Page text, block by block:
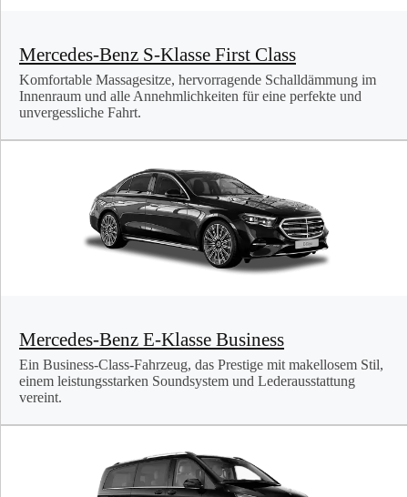
Mercedes-Benz S-Klasse First Class
Komfortable Massagesitze, hervorragende Schalldämmung im
Innenraum und alle Annehmlichkeiten für eine perfekte und
unvergessliche Fahrt.
Mercedes-Benz E-Klasse Business
Ein Business-Class-Fahrzeug, das Prestige mit makellosem Stil,
einem leistungsstarken Soundsystem und Lederausstattung
vereint.